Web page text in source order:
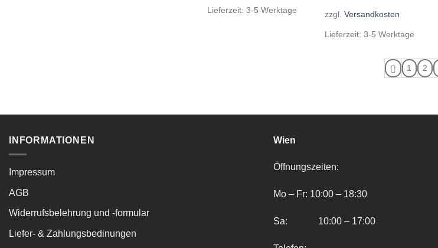
Lieferzeit: 3-5 Werktage zzgl.Versandkosten
Lieferzeit:3-5 Werktage
1 2
INFORMATIONEN
Impressum
AGB
Widerrufsbelehrung und -formular
Liefer- & Zahlungsbedinungen
Wien
Öffnungszeiten:
Mo – Fr: 10:00 – 18:30
Sa: 10:00 – 17:00